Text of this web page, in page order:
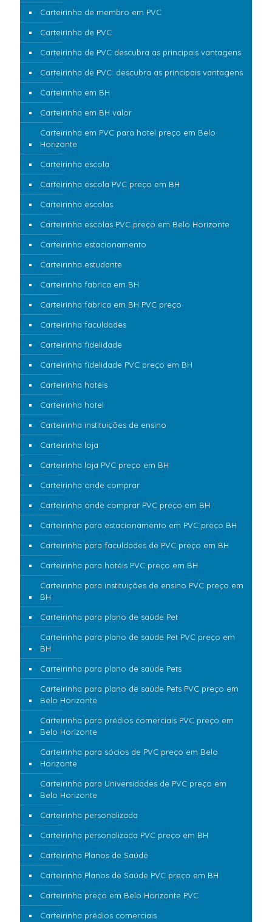
Carteirinha de membro em PVC
Carteirinha de PVC
Carteirinha de PVC descubra as principais vantagens
Carteirinha de PVC: descubra as principais vantagens
Carteirinha em BH
Carteirinha em BH valor
Carteirinha em PVC para hotel preço em Belo
Horizonte
Carteirinha escola
Carteirinha escola PVC preço em BH
Carteirinha escolas
Carteirinha escolas PVC preço em Belo Horizonte
Carteirinha estacionamento
Carteirinha estudante
Carteirinha fabrica em BH
Carteirinha fabrica em BH PVC preço
Carteirinha faculdades
Carteirinha fidelidade
Carteirinha fidelidade PVC preço em BH
Carteirinha hotéis
Carteirinha hotel
Carteirinha instituições de ensino
Carteirinha loja
Carteirinha loja PVC preço em BH
Carteirinha onde comprar
Carteirinha onde comprar PVC preço em BH
Carteirinha para estacionamento em PVC preço BH
Carteirinha para faculdades de PVC preço em BH
Carteirinha para hotéis PVC preço em BH
Carteirinha para instituições de ensino PVC preço em
BH
Carteirinha para plano de saúde Pet
Carteirinha para plano de saúde Pet PVC preço em
BH
Carteirinha para plano de saúde Pets
Carteirinha para plano de saúde Pets PVC preço em
Belo Horizonte
Carteirinha para prédios comerciais PVC preço em
Belo Horizonte
Carteirinha para sócios de PVC preço em Belo
Horizonte
Carteirinha para Universidades de PVC preço em
Belo Horizonte
Carteirinha personalizada
Carteirinha personalizada PVC preço em BH
Carteirinha Planos de Saúde
Carteirinha Planos de Saúde PVC preço em BH
Carteirinha preço em Belo Horizonte PVC
Carteirinha prédios comerciais